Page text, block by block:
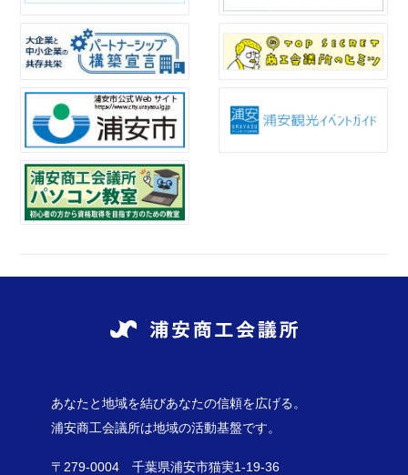
あなたと地域を結びあなたの信頼を広げる。
浦安商工会議所は地域の活動基盤です。
〒279-0004 千葉県浦安市猫実1-19-36